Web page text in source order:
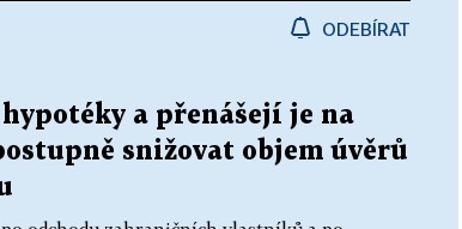
ODEBÍRAT
a přenášejí je na
snižovat objem úvěrů